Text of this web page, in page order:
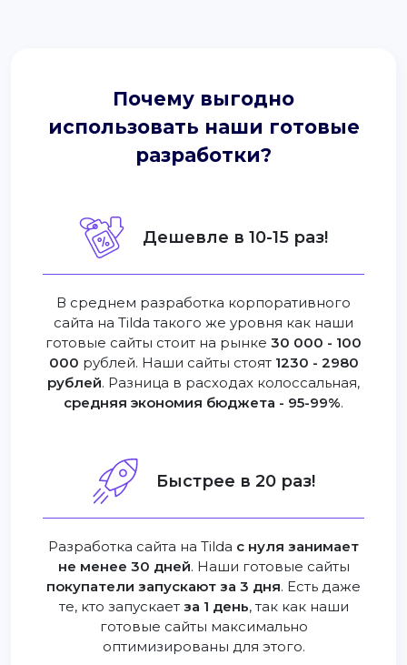
Почему выгодно
использовать наши готовые
разработки?
Дешевле в 10-15 раз!
В среднем разработка корпоративного
сайта на Tilda такого же уровня как наши
готовые сайты стоит на рынке 30 000 - 100
000 рублей. Наши сайты стоят 1230 - 2980
рублей. Разница в расходах колоссальная,
средняя экономия бюджета - 95-99%.
Быстрее в 20 раз!
Разработка сайта на Tilda с нуля занимает
не менее 30 дней. Наши готовые сайты
покупатели запускают за 3 дня. Есть даже
те, кто запускает за 1 день, так как наши
готовые сайты максимально
оптимизированы для этого.